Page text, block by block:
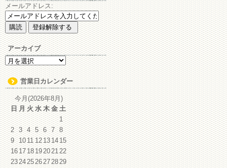
メールアドレス:
アーカイブ
ア
ー
カ
イ
ブ
営業日カレンダー
今月(2026年8月)
日 月 火 水 木 金 土
1
2 3 4 5 6 7 8
9 1011 12131415
16171819202122
23242526272829